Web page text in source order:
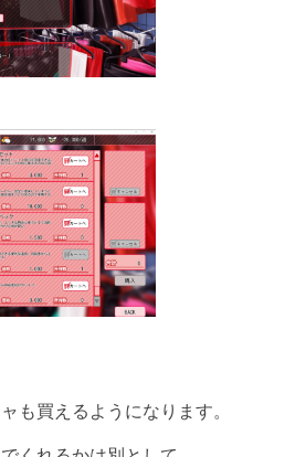
も買えるようになります。